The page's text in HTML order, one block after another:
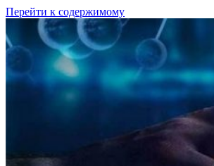
Перейти к содержимому